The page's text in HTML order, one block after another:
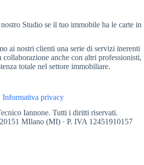
Studio se il tuo immobile ha le carte in
ai nostri clienti una serie di servizi inerenti
collaborazione anche con altri professionisti,
totale nel settore immobiliare.
Informativa privacy
Iannone. Tutti i diritti riservati.
MIlano (MI) · P. IVA 12451910157